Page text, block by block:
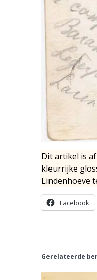
Dit artikel is
kleurrijke
Lindenhoeve
Facebook
Gerelateerde